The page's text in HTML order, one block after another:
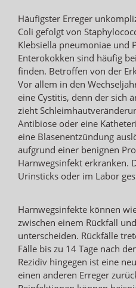
Häufigster Erreger
Coli gefolgt von
Klebsiella pneumoniae und
Enterokokken sind häufig
finden. Betroffen von der
Vor allem in den
eine Cystitis, denn der sich
zieht
Antibiose oder eine
eine Blasenentzündung
aufgrund einer benignen
Harnwegsinfekt erkranken.
Urinsticks oder im Labor
Harnwegsinfekte können
zwischen einem Rückfall
unterscheiden. Rückfälle
Fälle bis zu 14 Tage nach
Rezidiv hingegen ist eine
einen anderen Erreger